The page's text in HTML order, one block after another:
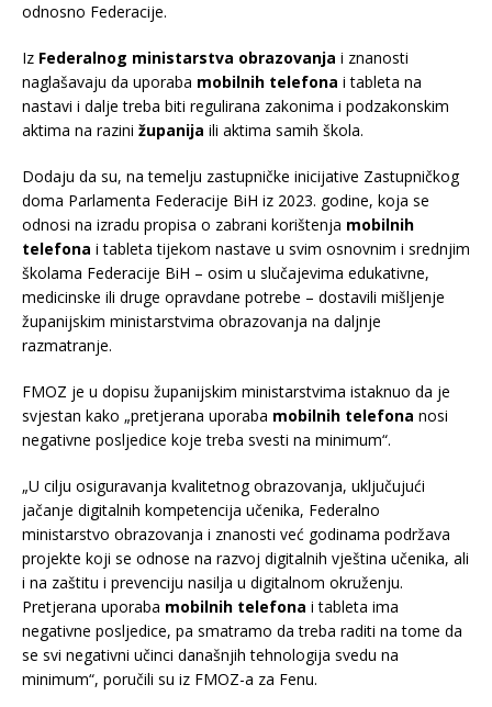
odnosno Federacije.
Iz Federalnog ministarstva obrazovanja i znanosti
naglašavaju da uporaba mobilnih telefona i tableta na
nastavi i dalje treba biti regulirana zakonima i podzakonskim
aktima na razini županija ili aktima samih škola.
Dodaju da su, na temelju zastupničke inicijative Zastupničkog
doma Parlamenta Federacije BiH iz 2023. godine, koja se
odnosi na izradu propisa o zabrani korištenja mobilnih
telefona i tableta tijekom nastave u svim osnovnim i srednjim
školama Federacije BiH – osim u slučajevima edukativne,
medicinske ili druge opravdane potrebe – dostavili mišljenje
županijskim ministarstvima obrazovanja na daljnje
razmatranje.
FMOZ je u dopisu županijskim ministarstvima istaknuo da je
svjestan kako „pretjerana uporaba mobilnih telefona nosi
negativne posljedice koje treba svesti na minimum“.
„U cilju osiguravanja kvalitetnog obrazovanja, uključujući
jačanje digitalnih kompetencija učenika, Federalno
ministarstvo obrazovanja i znanosti već godinama podržava
projekte koji se odnose na razvoj digitalnih vještina učenika, ali
i na zaštitu i prevenciju nasilja u digitalnom okruženju.
Pretjerana uporaba mobilnih telefona i tableta ima
negativne posljedice, pa smatramo da treba raditi na tome da
se svi negativni učinci današnjih tehnologija svedu na
minimum“, poručili su iz FMOZ-a za Fenu.